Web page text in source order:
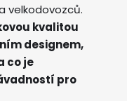
velkodovozců.
kvalitou
designem,
co je
pro